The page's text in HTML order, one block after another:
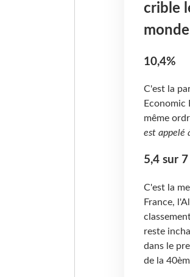
crible
10,4%
C'est la
Economic
même
est appelé
5,4 sur 7
C'est la
France,
reste
dans le
de la